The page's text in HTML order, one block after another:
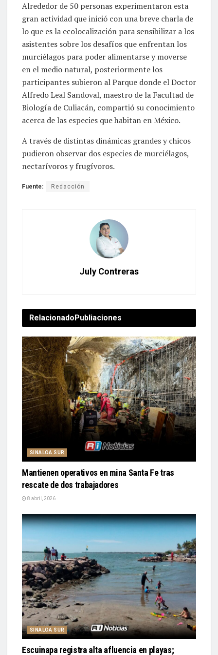
Alrededor de 50 personas experimentaron esta
gran actividad que inició con una breve charla de
lo que es la ecolocalización para sensibilizar a los
asistentes sobre los desafíos que enfrentan los
murciélagos para poder alimentarse y moverse
en el medio natural, posteriormente los
participantes subieron al Parque donde el Doctor
Alfredo Leal Sandoval, maestro de la Facultad de
Biología de Culiacán, compartió su conocimiento
acerca de las especies que habitan en México.
A través de distintas dinámicas grandes y chicos
pudieron observar dos especies de murciélagos,
nectarívoros y frugívoros.
Fuente: Redacción
July Contreras
Relacionado Publiaciones
SINALOA SUR
Mantienen operativos en mina Santa Fe tras
rescate de dos trabajadores
8 abril, 2026
SINALOA SUR
Escuinapa registra alta afluencia en playas;